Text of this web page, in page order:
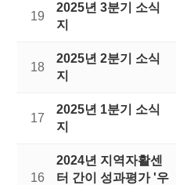
19
2025년 3분기 소식
지
18
2025년 2분기 소식
지
17
2025년 1분기 소식
지
16
2024년 지역자활센
터 간이 성과평가 '우